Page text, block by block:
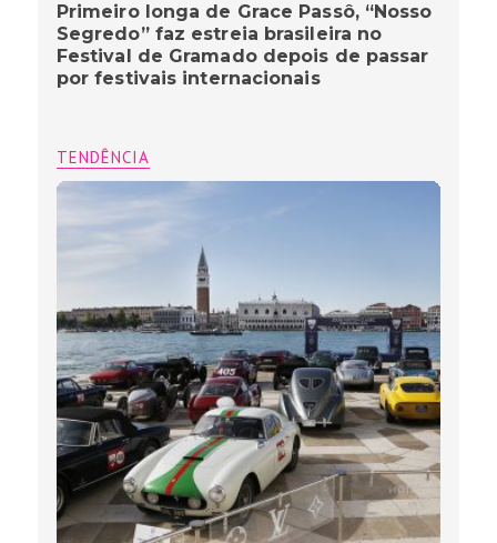
Primeiro longa de Grace Passô, “Nosso
Segredo” faz estreia brasileira no
Festival de Gramado depois de passar
por festivais internacionais
TENDÊNCIA